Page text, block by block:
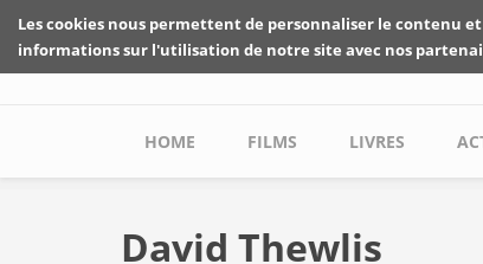
Skip to main content
Main menu
HOME FILMS LIVRES
David Thewlis
Les cookies nous permettent de personnaliser le contenu
informations sur l'utilisation de notre site avec nos